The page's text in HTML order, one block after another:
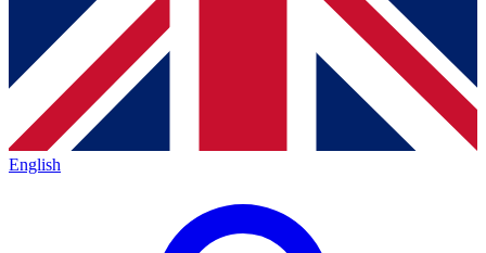
English